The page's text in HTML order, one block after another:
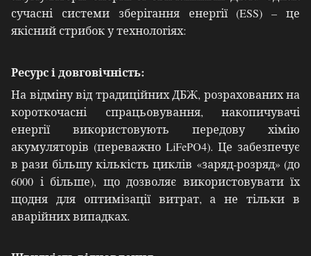
сучасні системи зберігання енергії (ESS) – це
якісний стрибок у технологіях:
Ресурс і довговічність:
На відміну від традиційних ДБЖ, розрахованих на
короткочасні спрацьовування, накопичувачі
енергії використовують передову хімію
акумуляторів (переважно LiFePO4). Це забезпечує
в рази більшу кількість циклів «заряд-розряд» (до
6000 і більше), що дозволяє використовувати їх
щодня для оптимізації витрат, а не тільки в
аварійних випадках.